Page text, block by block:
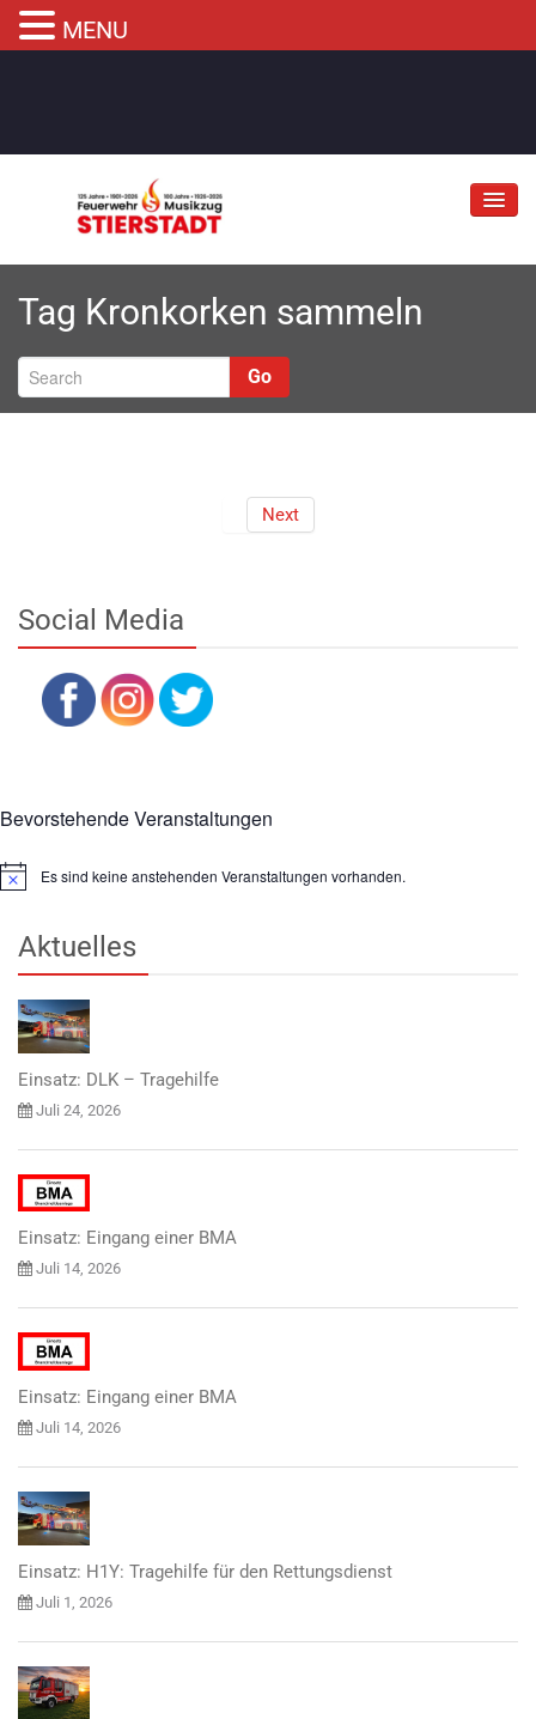
Jubiläum
Abteilungen
Informationen
Fahrzeuge
Tag Kronkorken sammeln
Go
Next
Social Media
Bevorstehende Veranstaltungen
HinweisEs sind keine anstehenden Veranstaltungen vorhanden.
Aktuelles
Einsatz: DLK – Tragehilfe
Juli 24, 2026
Einsatz: Eingang einer BMA
Juli 14, 2026
Einsatz: Eingang einer BMA
Juli 14, 2026
Einsatz: H1Y: Tragehilfe für den Rettungsdienst
Juli 1, 2026
MENU